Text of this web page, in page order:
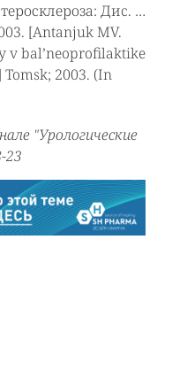
Диc. …
[Antanjuk MV.
v bal’neoprofilaktike
2003. (In
"Урологические
23